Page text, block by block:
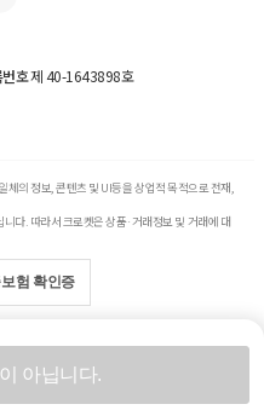
아닙니다.
호제 40-1643898호
의 정보, 콘텐츠 및 UI등을 상업적 목적으로 전재,
다. 따라서 크로켓은 상품·거래정보 및 거래에 대
험 확인증